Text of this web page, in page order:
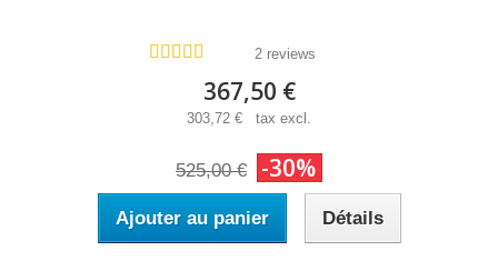
2 reviews
367,50 €
303,72 € tax excl.
525,00 € -30%
Ajouter au panier Détails